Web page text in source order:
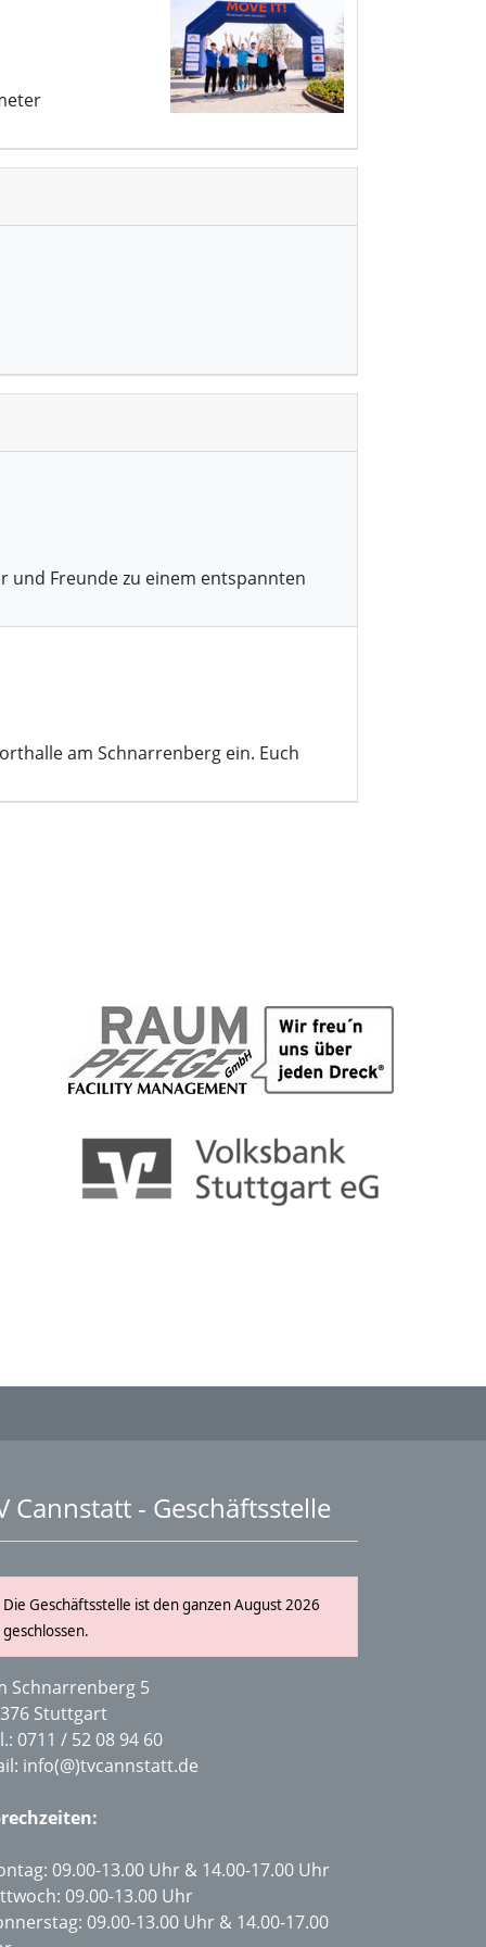
und Freunde zu einem entspannten
am Schnarrenberg ein. Euch
Cannstatt - Geschäftsstelle
Die Geschäftsstelle ist den ganzen August 2026
geschlossen.
Schnarrenberg 5
Stuttgart
0711 / 52 08 94 60
info(@)tvcannstatt.de
09.00-13.00 Uhr & 14.00-17.00 Uhr
09.00-13.00 Uhr
09.00-13.00 Uhr & 14.00-17.00